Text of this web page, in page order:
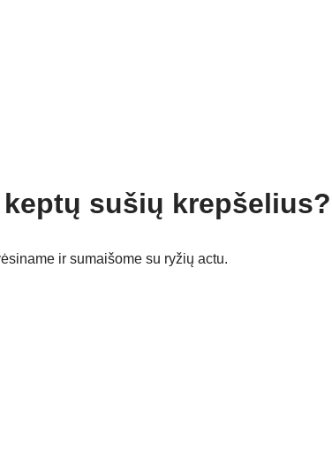
sušių krepšelius?
ir sumaišome su ryžių actu.